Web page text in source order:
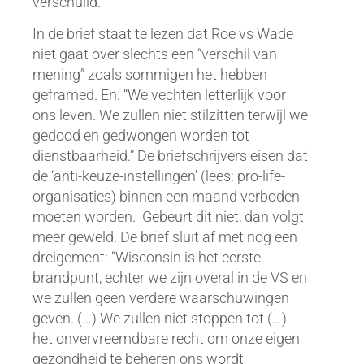
In de brief staat te lezen dat Roe vs Wade
niet gaat over slechts een “verschil van
mening” zoals sommigen het hebben
geframed. En: “We vechten letterlijk voor
ons leven. We zullen niet stilzitten terwijl we
gedood en gedwongen worden tot
dienstbaarheid.” De briefschrijvers eisen dat
de ‘anti-keuze-instellingen’ (lees: pro-life-
organisaties) binnen een maand verboden
moeten worden. Gebeurt dit niet, dan volgt
meer geweld. De brief sluit af met nog een
dreigement: “Wisconsin is het eerste
brandpunt, echter we zijn overal in de VS en
we zullen geen verdere waarschuwingen
geven. (…) We zullen niet stoppen tot (…)
het onvervreemdbare recht om onze eigen
gezondheid te beheren ons wordt